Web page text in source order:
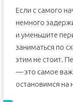
Если с самого
немного
и уменьшите
заниматься по
этим не стоит.
— это самое
остановимся на